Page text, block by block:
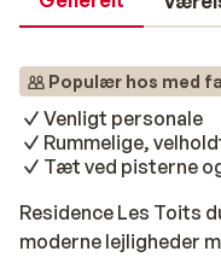
Populær hos med
Venligt personale
Rummelige,
Tæt ved pisterne
Residence Les Toits
moderne lejligheder